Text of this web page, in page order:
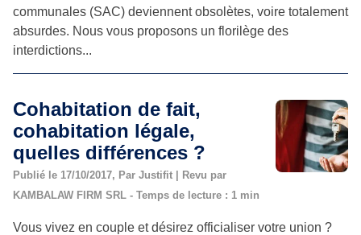
communales (SAC) deviennent obsolètes, voire totalement
absurdes. Nous vous proposons un florilège des
interdictions...
Cohabitation de fait,
cohabitation légale,
quelles différences ?
Publié le 17/10/2017, Par Justifit | Revu par
KAMBALAW FIRM SRL - Temps de lecture : 1 min
Vous vivez en couple et désirez officialiser votre union ?